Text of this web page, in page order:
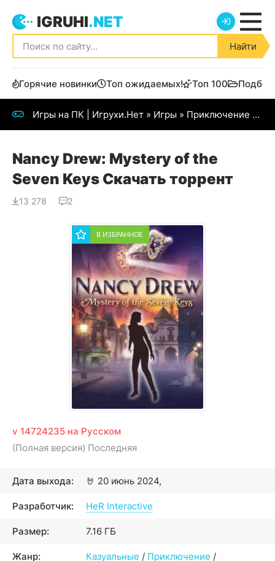
IGRUHI.NET
Найти
Горячие новинки Топ ожидаемых! Топ 100
Игры на ПК | Игрухи.Нет » Игры » Приключение
Nancy Drew: Mystery of the
Seven Keys Скачать торрент
13 278 2
В ИЗБРАННОЕ
v 14724235 на Русском
(Полная версия) Последняя
🤘
Дата выхода: 20 июнь 2024,
Разработчик: HeR Interactive
Размер: 7.16 ГБ
Жанр: Казуальные / Приключение /